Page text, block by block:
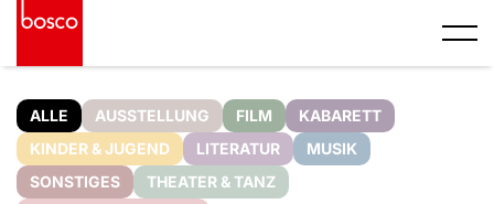
ALLE AUSSTELLUNG FILM
KABARETT
KINDER & JUGEND
LITERATUR
MUSIK
SONSTIGES
THEATER & TANZ